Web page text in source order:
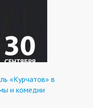
«Курчатов» в
и комедии